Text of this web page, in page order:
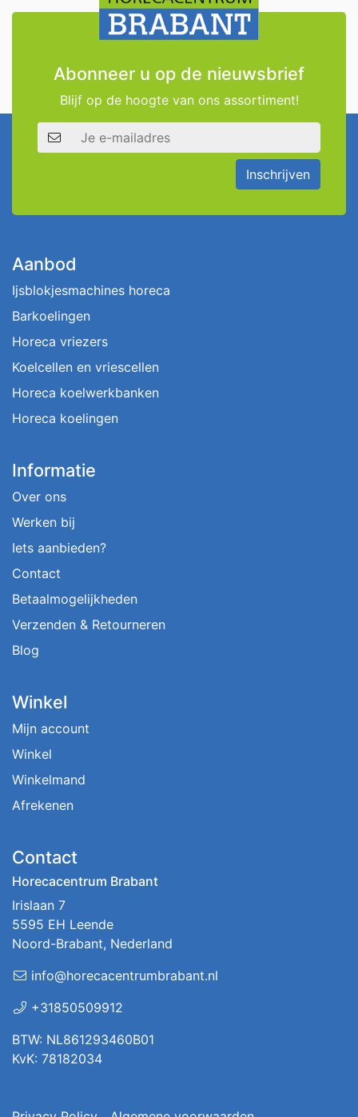
Abonneer u op de nieuwsbrief
Blijf op de hoogte van ons assortiment!
E-mailadres
Inschrijven
Aanbod
Ijsblokjesmachines horeca
Barkoelingen
Horeca vriezers
Koelcellen en vriescellen
Horeca koelwerkbanken
Horeca koelingen
Informatie
Over ons
Werken bij
Iets aanbieden?
Contact
Betaalmogelijkheden
Verzenden & Retourneren
Blog
Winkel
Mijn account
Winkel
Winkelmand
Afrekenen
Contact
Horecacentrum Brabant
Irislaan 7
5595 EH Leende
Noord-Brabant, Nederland
info@horecacentrumbrabant.nl
+31850509912
BTW: NL861293460B01
KvK: 78182034